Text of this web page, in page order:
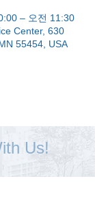
– 오전 11:30
Center, 630
55454, USA
Us!